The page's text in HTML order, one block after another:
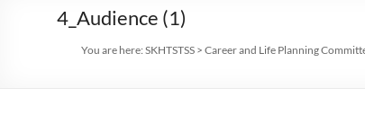
4_Audience (1)
You are here: SKHTSTSS > Career and Life Planning